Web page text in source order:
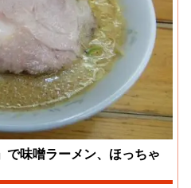
で味噌ラーメン、ほっちゃ